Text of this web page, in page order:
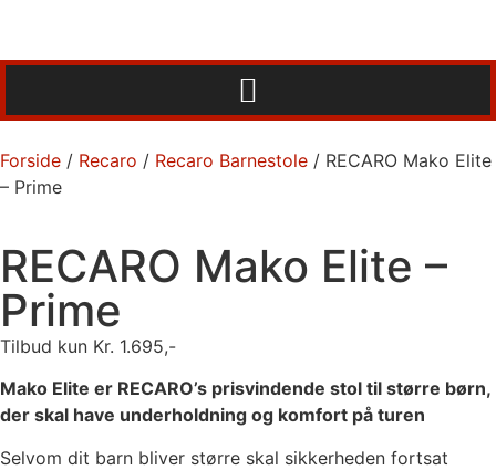
Forside / Recaro / Recaro Barnestole / RECARO Mako Elite
– Prime
RECARO Mako Elite –
Prime
Tilbud kun Kr. 1.695,-
Mako Elite er RECARO’s prisvindende stol til større børn,
der skal have underholdning og komfort på turen
Selvom dit barn bliver større skal sikkerheden fortsat